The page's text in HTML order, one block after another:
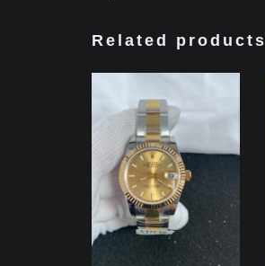
Related products